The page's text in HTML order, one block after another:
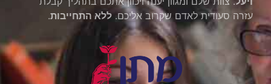
עזרה סעודית לאדם שקרוב אליכם.ללא התחייבות.